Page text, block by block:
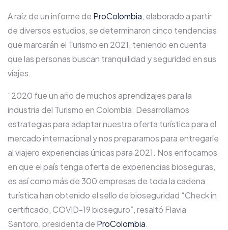
A raíz de un informe de ProColombia, elaborado a partir
de diversos estudios, se determinaron cinco tendencias
que marcarán el Turismo en 2021, teniendo en cuenta
que las personas buscan tranquilidad y seguridad en sus
viajes.
“2020 fue un año de muchos aprendizajes para la
industria del Turismo en Colombia. Desarrollamos
estrategias para adaptar nuestra oferta turística para el
mercado internacional y nos preparamos para entregarle
al viajero experiencias únicas para 2021. Nos enfocamos
en que el país tenga oferta de experiencias bioseguras,
es así como más de 300 empresas de toda la cadena
turística han obtenido el sello de bioseguridad “Check in
certificado, COVID-19 bioseguro”, resaltó Flavia
Santoro, presidenta de ProColombia.